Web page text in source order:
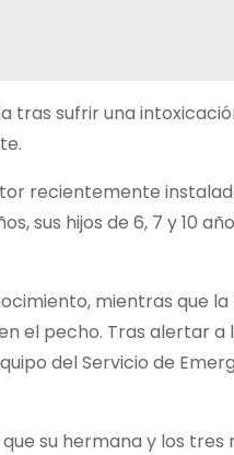
tras sufrir una
recientemente
sus hijos de 6, 7 y 10
mientras que la
el pecho. Tras alertar a
del Servicio de
su hermana y los tres